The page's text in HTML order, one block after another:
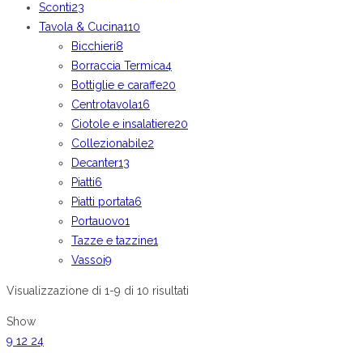
Sconti23
Tavola & Cucina110
Bicchieri8
Borraccia Termica4
Bottiglie e caraffe20
Centrotavola16
Ciotole e insalatiere20
Collezionabile2
Decanter13
Piatti6
Piatti portata6
Portauovo1
Tazze e tazzine1
Vassoi9
Visualizzazione di 1-9 di 10 risultati
Show
9 12 24